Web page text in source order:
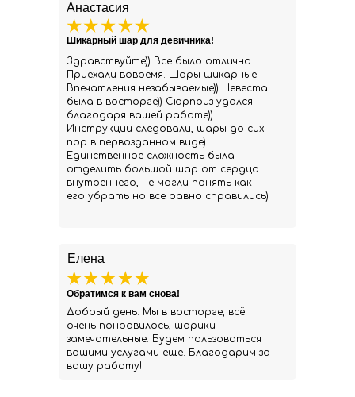
Елена
Добрый день. Мы в восторге, всё
очень понравилось, шарики
замечательные. Будем пользоваться
вашими услугами еще. Благодарим за
вашу работу!
Обратимся к вам снова!
Анастасия
Здравствуйте)) Все было отлично
Приехали вовремя. Шары шикарные
Впечатления незабываемые)) Невеста
была в восторге)) Сюрприз удался
благодаря вашей работе))
Инструкции следовали, шары до сих
пор в первозданном виде)
Единственное сложность была
отделить большой шар от сердца
внутреннего, не могли понять как
его убрать но все равно справились)
Шикарный шар для девичника!